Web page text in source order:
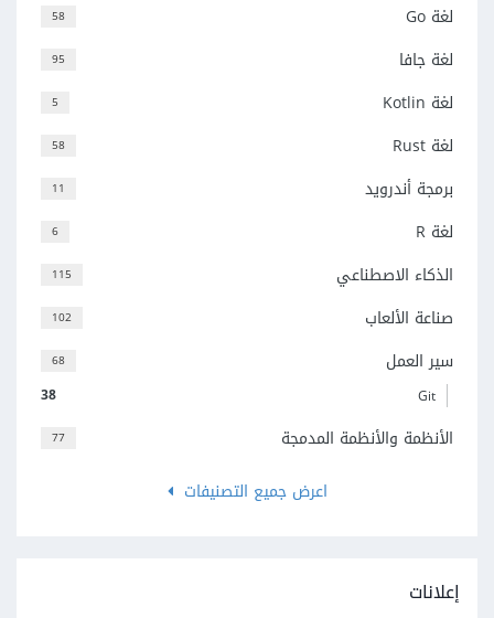
58 لغة Go
95 لغة جافا
5 لغة Kotlin
58 لغة Rust
11 برمجة أندرويد
6 لغة R
115 الذكاء الاصطناعي
102 صناعة الألعاب
68 سير العمل
38 Git
77
الأنظمة والأنظمة المدمجة
اعرض جميع التصنيفات
إعلانات